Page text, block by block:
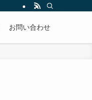
お問い合わせ